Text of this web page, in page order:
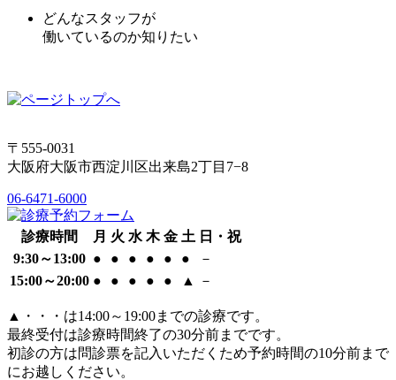
どんなスタッフが
働いているのか知りたい
〒555-0031
大阪府大阪市西淀川区出来島2丁目7−8
06-6471-6000
診療時間 月 火 水 木 金 土 日・祝
9:30～13:00 ● ● ● ● ● ●
－
15:00～20:00 ● ● ● ● ● ▲ －
▲
・・・は14:00～19:00までの診療です。
最終受付は診療時間終了の30分前までです。
初診の方は問診票を記入いただくため予約時間の10分前まで
にお越しください。